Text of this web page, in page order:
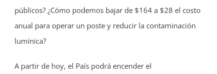
públicos? ¿Cómo podemos bajar de $164 a $28 el costo
anual para operar un poste y reducir la contaminación
lumínica?
A partir de hoy, el País podrá encender el